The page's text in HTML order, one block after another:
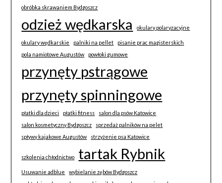
obróbka skrawaniem Bydgoszcz
odzież wędkarska okulary polaryzacyjne
okulary wędkarskie palniki na pellet
pisanie prac magisterskich
pola namiotowe Augustów
powłoki gumowe
przynęty pstrągowe
przynęty spinningowe
płatki dla dzieci płatki fitness
salon dla psów Katowice
salon kosmetyczny Bydgoszcz
sprzedaż palników na pelet
spływy kajakowe Augustów
strzyżenie psa Katowice
szkolenia chłodnictwo tartak Rybnik
Usuwanie adblue
wybielanie zębów Bydgoszcz